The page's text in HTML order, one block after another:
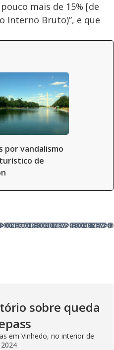
mais de 15% [de
Interno Bruto)”, e que
por vandalismo
de
CONEXÃO RECORD NEWSRECORD NEWSR7
sobre queda
em Vinhedo, no interior de